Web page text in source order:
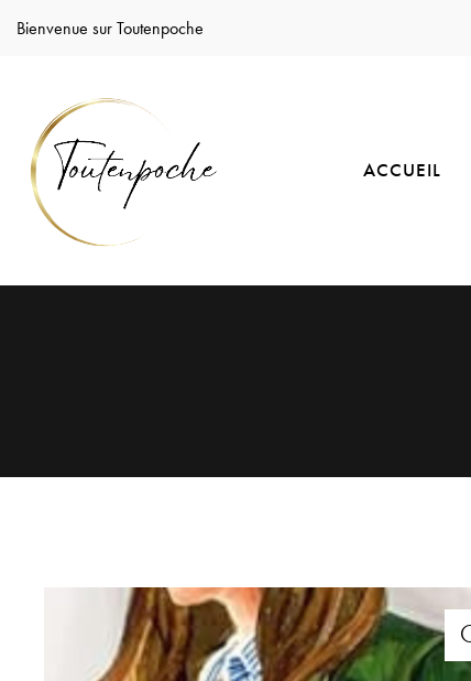
Bienvenue sur Toutenpoche
ACCUEIL